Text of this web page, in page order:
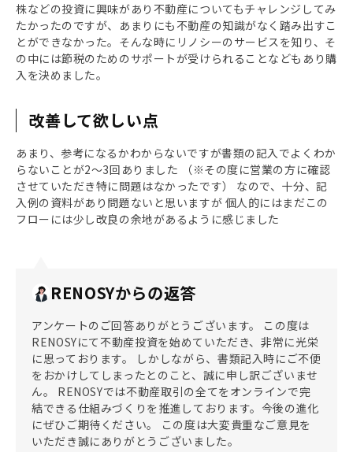
株などの投資に興味があり不動産についてもチャレンジしてみ
たかったのですが、あまりにも不動産の知識がなく踏み出すこ
とができなかった。そんな時にリノシーのサービスを知り、そ
の中には節税のためのサポートが受けられることなどもあり購
入を決めました。
改善して欲しい点
あまり、参考になるかわからないですが書類の記入でよくわか
らないことが2〜3回ありました （※その度に営業の方に確認
させていただき特に問題はなかったです） なので、十分、記
入例の資料があり問題ないと思いますが 個人的にはまだこの
フローには少し改良の余地があるように感じました
RENOSYからの返答
アンケートのご回答ありがとうございます。 この度は
RENOSYにて不動産投資を始めていただき、非常に光栄
に思っております。 しかしながら、書類記入時にご不便
をおかけしてしまったとのこと、誠に申し訳ございませ
ん。 RENOSYでは不動産取引の全てをオンラインで完
結できる仕組みづくりを推進しております。今後の進化
にぜひご期待ください。 この度は大変貴重なご意見を
いただき誠にありがとうございました。